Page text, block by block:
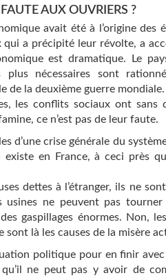
AUX OUVRIERS ?
avait été à l’origine des
qui a précipité leur révolte, a
est dramatique. Le
nécessaires sont
de la deuxième guerre mondiale.
les conflits sociaux ont sans
ce n’est pas de leur faute.
d’une crise générale du
en France, à ceci près
dettes à l’étranger, ils ne
usines ne peuvent pas
gaspillages énormes. Non,
là les causes de la misère
politique pour en finir
ne peut pas y avoir de